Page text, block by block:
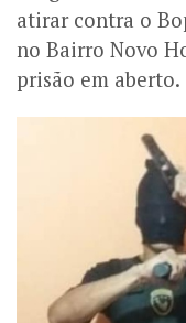
atirar contra o
no Bairro Novo
prisão em aberto.